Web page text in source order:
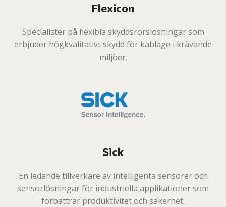
Flexicon
Specialister på flexibla skyddsrörslösningar som
erbjuder högkvalitativt skydd för kablage i krävande
miljöer.
Sick
En ledande tillverkare av intelligenta sensorer och
sensorlösningar för industriella applikationer som
förbättrar produktivitet och säkerhet.